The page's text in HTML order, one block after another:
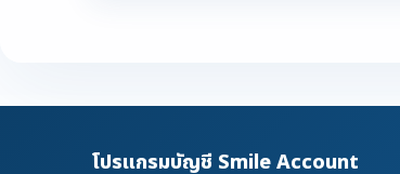
โปรแกรมบัญชี Smile Account